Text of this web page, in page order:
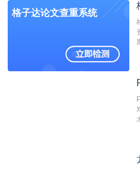
格子达论文查重系统